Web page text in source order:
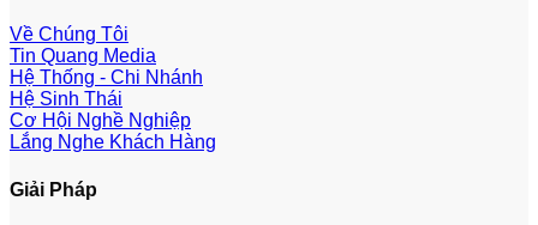
Về Chúng Tôi
Tin Quang Media
Hệ Thống - Chi Nhánh
Hệ Sinh Thái
Cơ Hội Nghề Nghiệp
Lắng Nghe Khách Hàng
Giải Pháp